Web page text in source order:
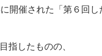
催された「第６回
指したものの、